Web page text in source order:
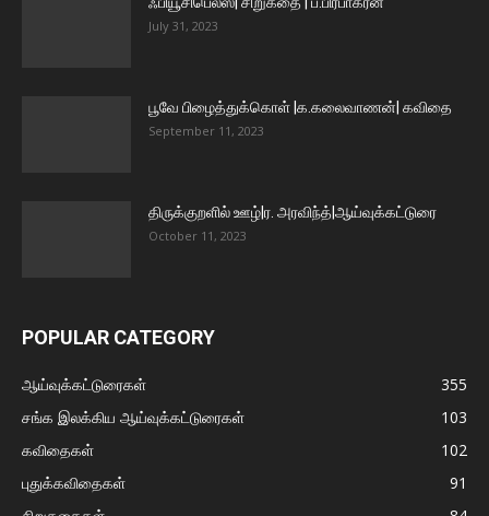
July 31, 2023
பூவே பிழைத்துக்கொள் |க.கலைவாணன்| கவிதை
September 11, 2023
திருக்குறளில் ஊழ்|ர. அரவிந்த்|ஆய்வுக்கட்டுரை
October 11, 2023
POPULAR CATEGORY
ஆய்வுக்கட்டுரைகள்
355
சங்க இலக்கிய ஆய்வுக்கட்டுரைகள்
103
கவிதைகள்
102
புதுக்கவிதைகள்
91